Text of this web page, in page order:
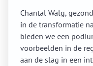
Chantal Walg,
in de transformatie
bieden we een
voorbeelden in de
aan de slag in een